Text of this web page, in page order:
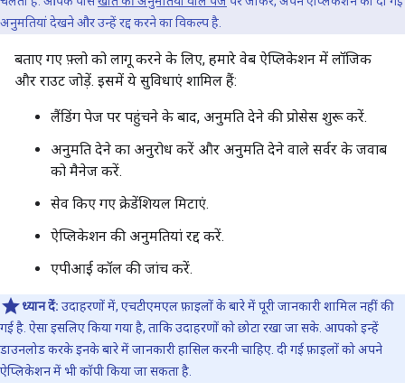
अनुमतियां देखने और उन्हें रद्द करने का विकल्प है.
बताए गए फ़्लो को लागू करने के लिए, हमारे वेब ऐप्लिकेशन में लॉजिक
और राउट जोड़ें. इसमें ये सुविधाएं शामिल हैं:
लैंडिंग पेज पर पहुंचने के बाद, अनुमति देने की प्रोसेस शुरू करें.
अनुमति देने का अनुरोध करें और अनुमति देने वाले सर्वर के जवाब
को मैनेज करें.
सेव किए गए क्रेडेंशियल मिटाएं.
ऐप्लिकेशन की अनुमतियां रद्द करें.
एपीआई कॉल की जांच करें.
ध्यान दें: उदाहरणों में, एचटीएमएल फ़ाइलों के बारे में पूरी जानकारी शामिल नहीं की
गई है. ऐसा इसलिए किया गया है, ताकि उदाहरणों को छोटा रखा जा सके. आपको इन्हें
डाउनलोड करके इनके बारे में जानकारी हासिल करनी चाहिए. दी गई फ़ाइलों को अपने
ऐप्लिकेशन में भी कॉपी किया जा सकता है.